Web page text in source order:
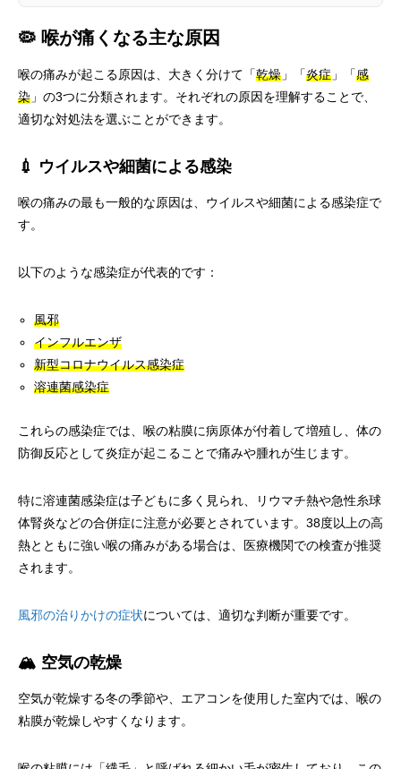
🦠 喉が痛くなる主な原因
喉の痛みが起こる原因は、大きく分けて「乾燥 」「炎症 」「感
染 」の3つに分類されます。それぞれの原因を理解することで、
適切な対処法を選ぶことができます。
💉 ウイルスや細菌による感染
喉の痛みの最も一般的な原因は、ウイルスや細菌による感染症で
す。
以下のような感染症が代表的です：
風邪
インフルエンザ
新型コロナウイルス感染症
溶連菌感染症
これらの感染症では、喉の粘膜に病原体が付着して増殖し、体の
防御反応として炎症が起こることで痛みや腫れが生じます。
特に溶連菌感染症は子どもに多く見られ、リウマチ熱や急性糸球
体腎炎などの合併症に注意が必要とされています。38度以上の高
熱とともに強い喉の痛みがある場合は、医療機関での検査が推奨
されます。
風邪の治りかけの症状については、適切な判断が重要です。
🏔️ 空気の乾燥
空気が乾燥する冬の季節や、エアコンを使用した室内では、喉の
粘膜が乾燥しやすくなります。